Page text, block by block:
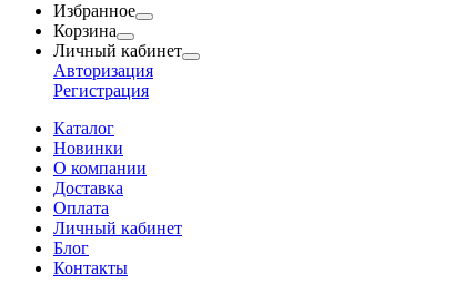
Избранное
Корзина
Личный кабинет
Авторизация
Регистрация
Каталог
Новинки
О компании
Доставка
Оплата
Личный кабинет
Блог
Контакты